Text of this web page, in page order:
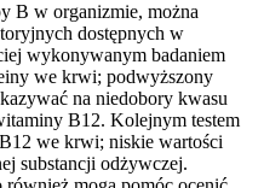
B w organizmie, można
dostępnych w
wykonywanym badaniem
we krwi; podwyższony
na niedobory kwasu
B12. Kolejnym testem
we krwi; niskie wartości
substancji odżywczej.